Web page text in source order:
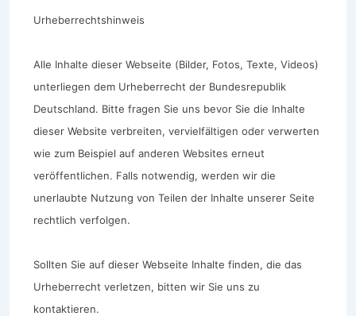
Urheberrechtshinweis
Alle Inhalte dieser Webseite (Bilder, Fotos, Texte, Videos)
unterliegen dem Urheberrecht der Bundesrepublik
Deutschland. Bitte fragen Sie uns bevor Sie die Inhalte
dieser Website verbreiten, vervielfältigen oder verwerten
wie zum Beispiel auf anderen Websites erneut
veröffentlichen. Falls notwendig, werden wir die
unerlaubte Nutzung von Teilen der Inhalte unserer Seite
rechtlich verfolgen.
Sollten Sie auf dieser Webseite Inhalte finden, die das
Urheberrecht verletzen, bitten wir Sie uns zu
kontaktieren.